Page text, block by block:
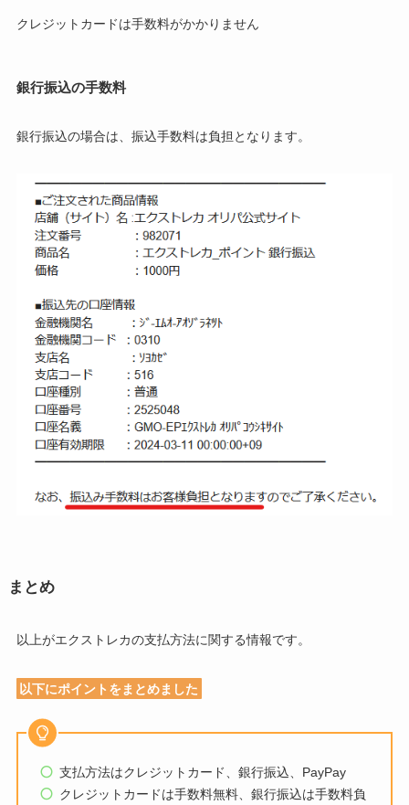
クレジットカードは手数料がかかりません
銀行振込の手数料
銀行振込の場合は、振込手数料は負担となります。
まとめ
以上がエクストレカの支払方法に関する情報です。
以下にポイントをまとめました
支払方法はクレジットカード、銀行振込、PayPay
クレジットカードは手数料無料、銀行振込は手数料負